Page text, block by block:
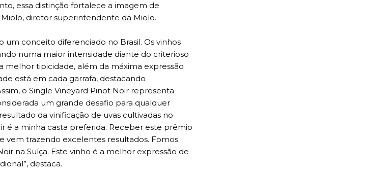
essa distinção fortalece a imagem de
diretor superintendente da Miolo.
um conceito diferenciado no Brasil. Os vinhos
numa maior intensidade diante do criterioso
melhor tipicidade, além da máxima expressão
está em cada garrafa, destacando
o Single Vineyard Pinot Noir representa
um grande desafio para qualquer
da vinificação de uvas cultivadas no
é a minha casta preferida. Receber este prêmio
trazendo excelentes resultados. Fomos
na Suíça. Este vinho é a melhor expressão de
destaca.